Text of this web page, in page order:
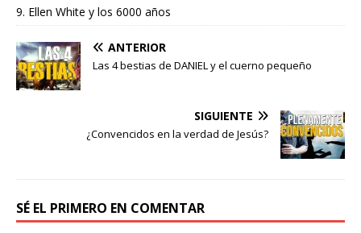
9. Ellen White y los 6000 años
ANTERIOR
Las 4 bestias de DANIEL y el cuerno pequeño
SIGUIENTE
¿Convencidos en la verdad de Jesús?
SÉ EL PRIMERO EN COMENTAR